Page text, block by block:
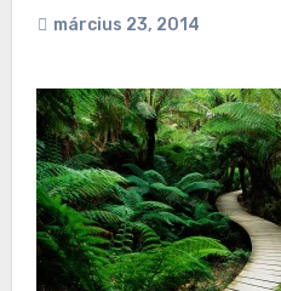
március 23, 2014